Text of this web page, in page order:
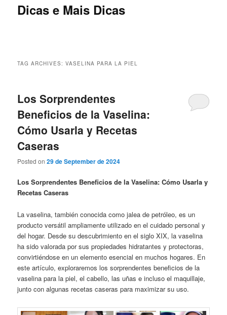
Dicas e Mais Dicas
TAG ARCHIVES:VASELINA PARA LA PIEL
Los Sorprendentes
Beneficios de la Vaselina:
Cómo Usarla y Recetas
Caseras
Posted on29 de September de 2024
Los Sorprendentes Beneficios de la Vaselina: Cómo Usarla y
Recetas Caseras
La vaselina, también conocida como jalea de petróleo, es un
producto versátil ampliamente utilizado en el cuidado personal y
del hogar. Desde su descubrimiento en el siglo XIX, la vaselina
ha sido valorada por sus propiedades hidratantes y protectoras,
convirtiéndose en un elemento esencial en muchos hogares. En
este artículo, exploraremos los sorprendentes beneficios de la
vaselina para la piel, el cabello, las uñas e incluso el maquillaje,
junto con algunas recetas caseras para maximizar su uso.